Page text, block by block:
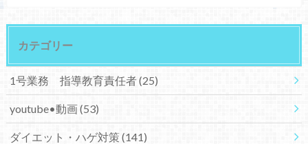
カテゴリー
1号業務 指導教育責任者(25)
youtube•動画(53)
ダイエット・ハゲ対策(141)